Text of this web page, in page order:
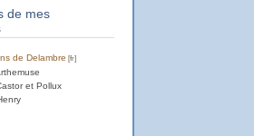
de mes
de Delambre
et Pollux